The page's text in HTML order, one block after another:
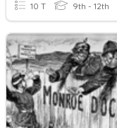
10 T 9th - 12th